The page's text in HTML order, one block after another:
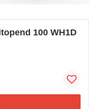
100 WH1D